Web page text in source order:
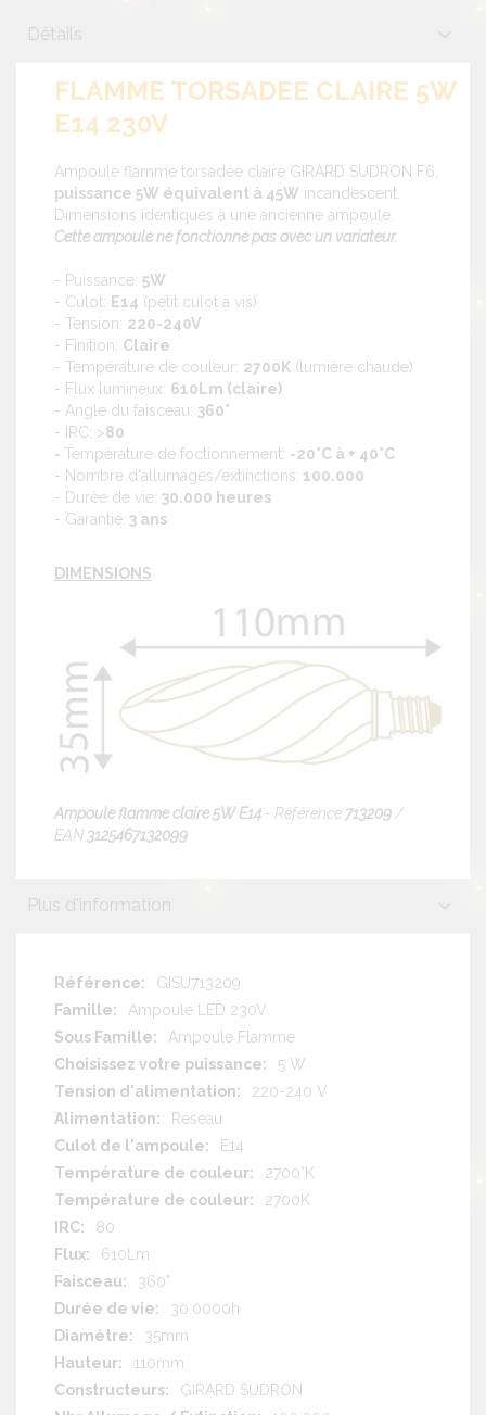
Détails
FLAMME TORSADEE CLAIRE 5W
E14 230V
Ampoule flamme torsadée claire GIRARD SUDRON F6,
puissance 5W équivalent à 45W incandescent.
Dimensions identiques à une ancienne ampoule.
Cette ampoule ne fonctionne pas avec un variateur.
- Puissance: 5W
- Culot: E14 (petit culot à vis)
- Tension: 220-240V
- Finition: Claire
- Température de couleur: 2700K (lumière chaude)
- Flux lumineux: 610Lm (claire)
- Angle du faisceau: 360°
- IRC: >80
- Température de foctionnement: -20°C à + 40°C
- Nombre d'allumages/extinctions: 100.000
- Durée de vie: 30.000 heures
- Garantie: 3 ans
DIMENSIONS
Ampoule flamme claire 5W E14 - Référence 713209 /
EAN 3125467132099
Plus d'information
Plus
d'information
GISU713209
Ampoule LED 230V
Ampoule Flamme
5 W
220-240 V
Réseau
E14
2700°K
2700K
80
610Lm
360°
30.0000h
35mm
110mm
GIRARD SUDRON